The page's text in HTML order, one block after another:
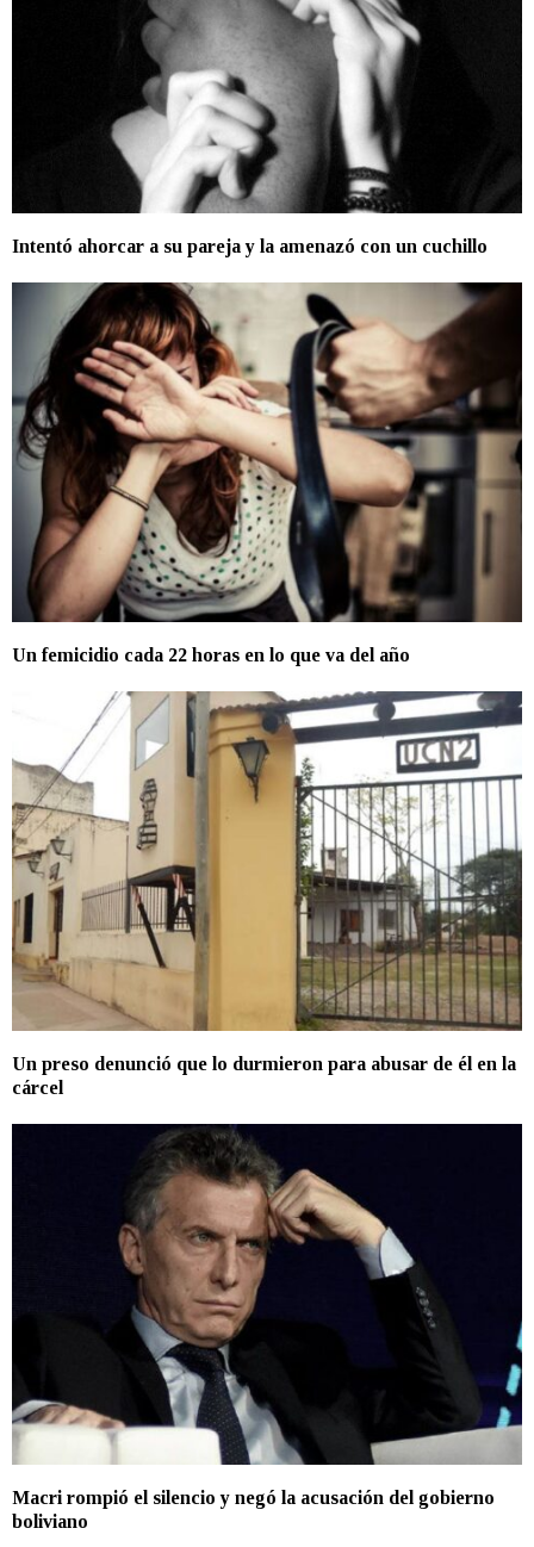
Intentó ahorcar a su pareja y la amenazó con un cuchillo
Un femicidio cada 22 horas en lo que va del año
Un preso denunció que lo durmieron para abusar de él en la
cárcel
Macri rompió el silencio y negó la acusación del gobierno
boliviano